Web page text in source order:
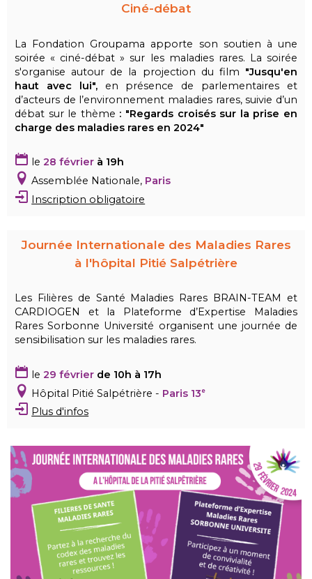
Ciné-débat
La Fondation Groupama apporte son soutien à une
soirée « ciné-débat » sur les maladies rares. La soirée
s'organise autour de la projection du film "Jusqu'en
haut avec lui", en présence de parlementaires et
d’acteurs de l’environnement maladies rares, suivie d’un
débat sur le thème : "Regards croisés sur la prise en
charge des maladies rares en 2024"
le 28 février à 19h
Assemblée Nationale, Paris
Inscription obligatoire
Journée Internationale des Maladies Rares
à l'hôpital Pitié Salpétrière
Les Filières de Santé Maladies Rares BRAIN-TEAM et
CARDIOGEN et la Plateforme d’Expertise Maladies
Rares Sorbonne Université organisent une journée de
sensibilisation sur les maladies rares.
le 29 février de 10h à 17h
Hôpital Pitié Salpétrière - Paris 13e
Plus d'infos